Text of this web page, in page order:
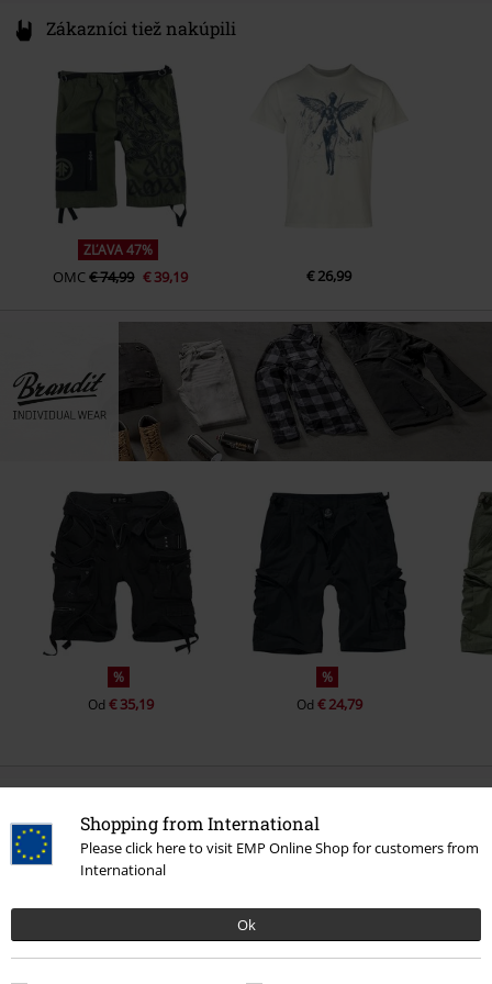
Shopping from International
Please click here to visit EMP Online Shop for customers from
International
Ok
Zákazníci tiež nakúpili
ZĽAVA 47%
OMC€ 74,99 € 39,19 € 26,99
%
Od€ 35,19
%
Od€ 24,79